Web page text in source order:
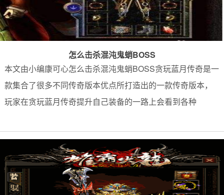
怎么击杀混沌鬼蛸BOSS
本文由小编康可心怎么击杀混沌鬼蛸BOSS贪玩蓝月传奇是一
款集合了很多不同传奇版本优点所打造出的一款传奇版本，
玩家在贪玩蓝月传奇提升自己装备的一路上会看到各种